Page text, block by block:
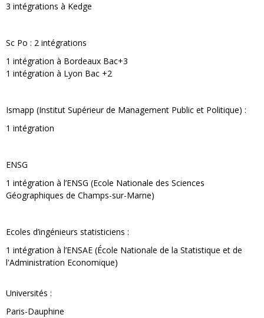
3 intégrations à Kedge
Sc Po : 2 intégrations
1 intégration à Bordeaux Bac+3
1 intégration à Lyon Bac +2
Ismapp (Institut Supérieur de Management Public et Politique) :
1 intégration
ENSG
1 intégration à l’ENSG (Ecole Nationale des Sciences
Géographiques de Champs-sur-Marne)
Ecoles d’ingénieurs statisticiens :
1 intégration à l’ENSAE (École Nationale de la Statistique et de
l'Administration Economique)
Universités :
Paris-Dauphine